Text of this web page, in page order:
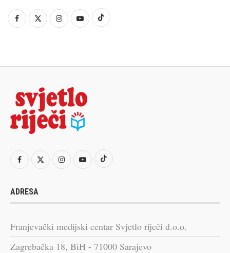
ADRESA
Franjevački medijski centar Svjetlo riječi d.o.o.
Zagrebačka 18, BiH - 71000 Sarajevo